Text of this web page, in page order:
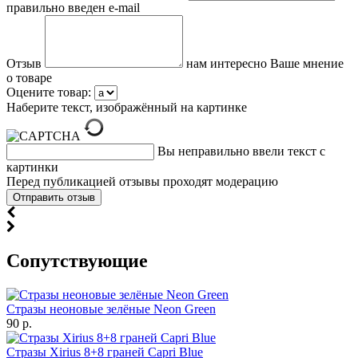
правильно введен e-mail
Отзыв
нам интересно Ваше мнение
о товаре
Оцените товар:
Наберите текст, изображённый на картинке
Вы неправильно ввели текст с
картинки
Перед публикацией отзывы проходят модерацию
Cопутствующие
Стразы неоновые зелёные Neon Green
90 р.
Стразы Xirius 8+8 граней Capri Blue